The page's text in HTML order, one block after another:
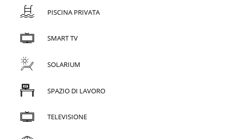
PISCINA PRIVATA
SMART TV
SOLARIUM
SPAZIO DI LAVORO
TELEVISIONE